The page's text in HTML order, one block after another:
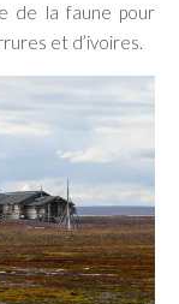
de la faune pour
et d’ivoires.